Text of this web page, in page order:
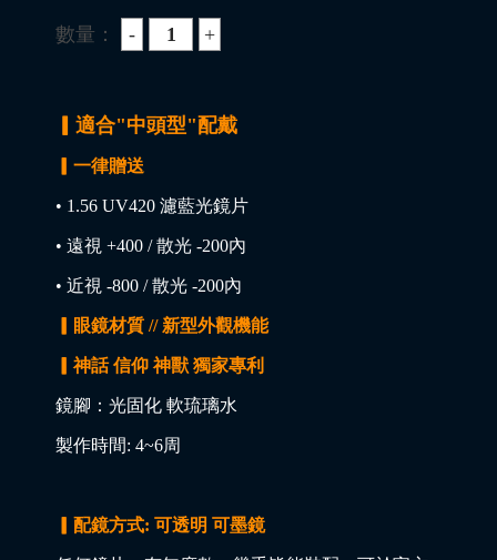
數量：
▎適合"中頭型"配戴
▎一律贈送
• 1.56 UV420 濾藍光鏡片
• 遠視 +400 / 散光 -200內
• 近視 -800 / 散光 -200內
▎眼鏡材質 // 新型外觀機能
▎神話 信仰 神獸 獨家專利
鏡腳：光固化 軟琉璃水
製作時間: 4~6周
▎配鏡方式: 可透明 可墨鏡